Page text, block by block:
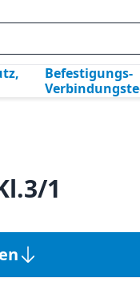
Befestigungs-
1